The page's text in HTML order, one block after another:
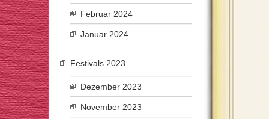
Februar 2024
Januar 2024
Festivals 2023
Dezember 2023
November 2023